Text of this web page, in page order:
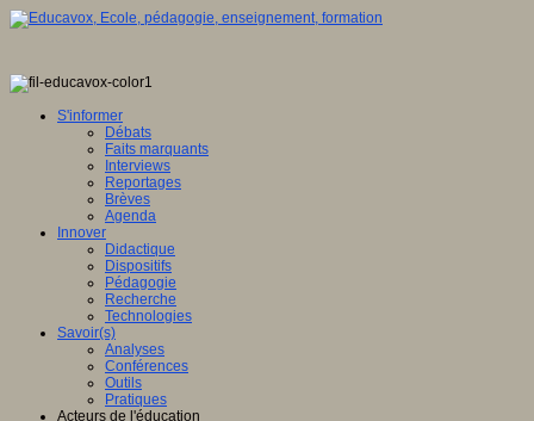
S'informer
Débats
Faits marquants
Interviews
Reportages
Brèves
Agenda
Innover
Didactique
Dispositifs
Pédagogie
Recherche
Technologies
Savoir(s)
Analyses
Conférences
Outils
Pratiques
Acteurs de l'éducation